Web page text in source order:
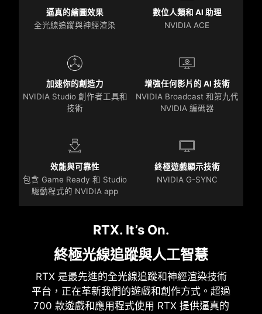
逼真的繪圖效果
全光線追蹤與神經渲染
數位人類和 AI 助理
NVIDIA ACE
加速你的創造力
NVIDIA Studio 創作者工具和
技術
增強任何影片的 AI 技術
NVIDIA Broadcast 和第九代
NVIDIA 編碼器
效能與可靠性
包含 Game Ready 和 Studio
驅動程式的 NVIDIA app
終極遊戲顯示技術
NVIDIA G-SYNC
RTX. It’s On.
終極光線追蹤與人工智慧
RTX 是最先進的全光線追蹤和神經渲染技術
平台，正在革新我們的遊戲和創作方式。超過
700 款遊戲和應用程式使用 RTX 提供逼真的